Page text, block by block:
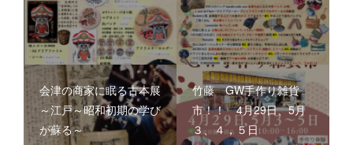
会津の商家に眠る古本展
～江戸～昭和初期の学び
が蘇る～
竹藤 GW手作り雑貨
市！！ 4月29日、5月
３、４，５日